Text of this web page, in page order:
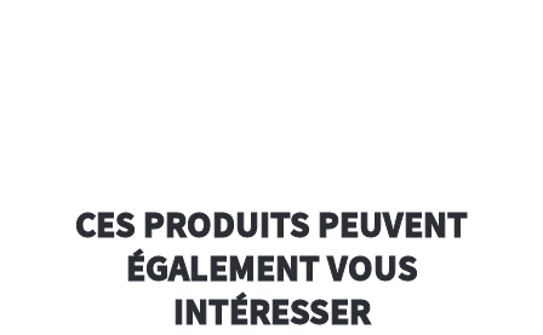
CES PRODUITS PEUVENT
ÉGALEMENT VOUS
INTÉRESSER